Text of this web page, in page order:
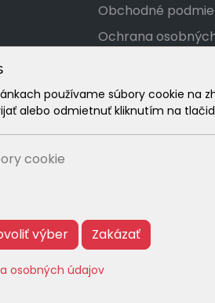
používame súbory cookie na
alebo odmietnuť kliknutím na
cookie
výber Zakázať
osobných údajov
Obchodné
Ochrana
Tabuľka veľkostí
Reklamačný